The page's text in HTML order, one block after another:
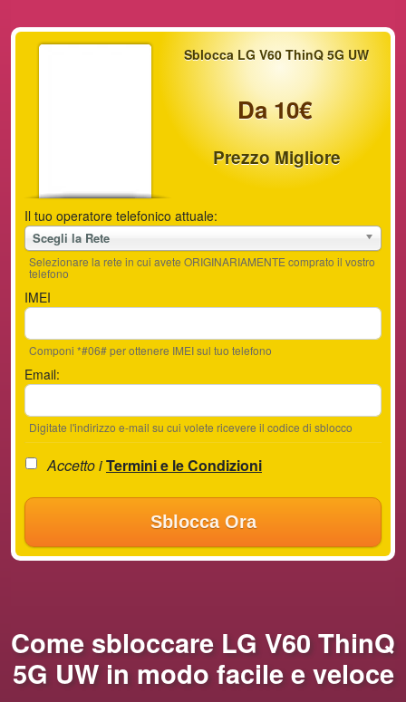
Sblocca LG V60 ThinQ 5G UW
Da 10€
Prezzo Migliore
Il tuo operatore telefonico attuale:
Scegli la Rete
Selezionare la rete in cui avete ORIGINARIAMENTE comprato il vostro
telefono
IMEI
Componi *#06# per ottenere IMEI sul tuo telefono
Email:
Digitate l'indirizzo e-mail su cui volete ricevere il codice di sblocco
Accetto iTermini e le Condizioni
Sblocca Ora
Come sbloccare LG V60 ThinQ
5G UW in modo facile e veloce